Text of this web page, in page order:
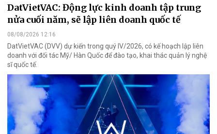
DatVietVAC: Động lực kinh doanh tập trung
nửa cuối năm, sẽ lập liên doanh quốc tế
08/08/2026 12:16
DatVietVAC (DVV) dự kiến trong quý IV/2026, có kế hoạch lập liên
doanh với đối tác Mỹ/ Hàn Quốc để đào tạo, khai thác quản lý nghệ
sĩ quốc tế.